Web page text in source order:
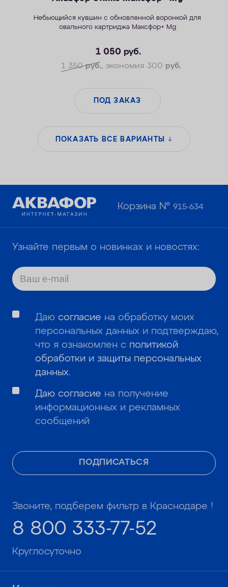
Небьющийся кувшин с обновленной воронкой для
овального картриджа Максфор+ Mg
1 050 руб.
1 350руб., экономия 300 руб.
ПОД ЗАКАЗ
ПОКАЗАТЬ ВСЕ ВАРИАНТЫ
Корзина №915-634
Узнайте первым о новинках и новостях:
ПОДПИСАТЬСЯ
Даю согласие на обработку моих
персональных данных и подтверждаю,
что я ознакомлен с политикой
обработки и защиты персональных
данных.
Даю согласие на получение
информационных и рекламных
сообщений
Звоните, подберем фильтр в Краснодаре !
8 800 333-77-52
Круглосуточно